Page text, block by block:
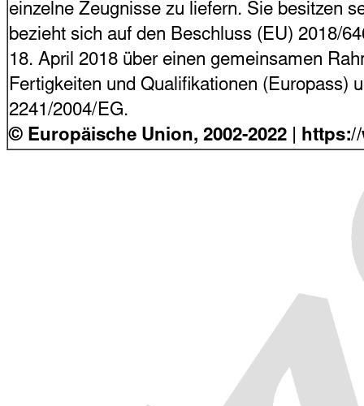
einzelne Zeugnisse zu liefern. Sie besitzen
bezieht sich auf den Beschluss (EU) 2018/
18. April 2018 über einen gemeinsamen
Fertigkeiten und Qualifikationen (Europass)
2241/2004/EG.
© Europäische Union, 2002-2022
|